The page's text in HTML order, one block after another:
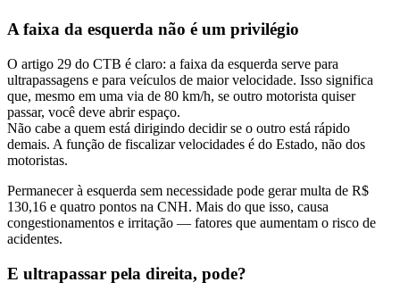
A faixa da esquerda não é um privilégio
O artigo 29 do CTB é claro: a faixa da esquerda serve para
ultrapassagens e para veículos de maior velocidade. Isso significa
que, mesmo em uma via de 80 km/h, se outro motorista quiser
passar, você deve abrir espaço.
Não cabe a quem está dirigindo decidir se o outro está rápido
demais. A função de fiscalizar velocidades é do Estado, não dos
motoristas.
Permanecer à esquerda sem necessidade pode gerar multa de R$
130,16 e quatro pontos na CNH. Mais do que isso, causa
congestionamentos e irritação — fatores que aumentam o risco de
acidentes.
E ultrapassar pela direita, pode?